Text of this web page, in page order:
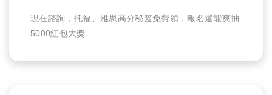
現在諮詢，托福、雅思高分秘笈免費領，報名還能爽抽
5000紅包大獎